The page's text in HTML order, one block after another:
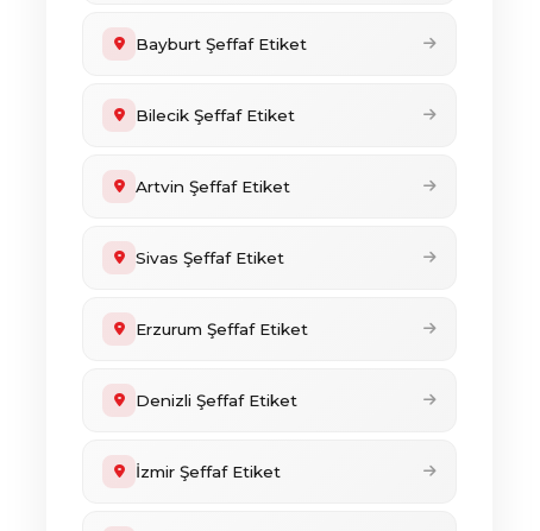
Bayburt Şeffaf Etiket
Bilecik Şeffaf Etiket
Artvin Şeffaf Etiket
Sivas Şeffaf Etiket
Erzurum Şeffaf Etiket
Denizli Şeffaf Etiket
İzmir Şeffaf Etiket